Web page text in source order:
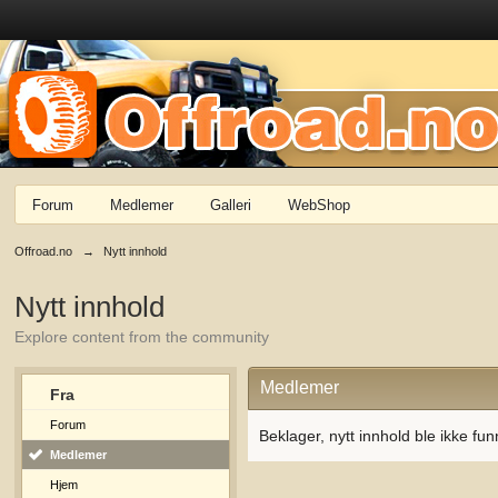
Forum Medlemer Galleri WebShop
Offroad.no → Nytt innhold
Nytt innhold
Explore content from the community
Fra
Forum
Medlemer
Hjem
Medlemer
Beklager, nytt innhold ble ikke